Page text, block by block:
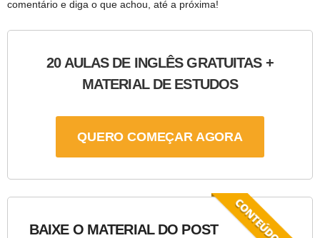
comentário e diga o que achou, até a próxima!
20 AULAS DE INGLÊS GRATUITAS +
MATERIAL DE ESTUDOS
QUERO COMEÇAR AGORA
BAIXE O MATERIAL DO POST